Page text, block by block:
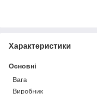
Характеристики
Основні
Вага
Виробник